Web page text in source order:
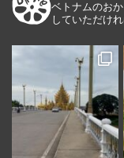
ベトナムのお
していただけ